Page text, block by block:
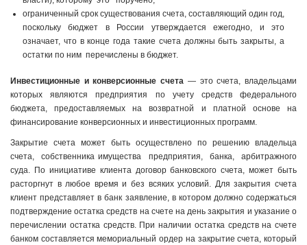
ограниченный срок существования счета, составляющий один год,
поскольку бюджет в России утверждается ежегодно, и это
означает, что в конце года такие счета должны быть закрыты, а
остатки по ним перечислены в бюджет.
Инвестиционные и конверсионные счета — это счета, владельцами
которых являются предприятия по учету средств федерального
бюджета, предоставляемых на возвратной и платной основе на
финансирование конверсионных и инвестиционных программ.
Закрытие счета может быть осуществлено по решению владельца
счета, собственника имущества предприятия, банка, арбитражного
суда. По инициативе клиента договор банковского счета, может быть
расторгнут в любое время и без всяких условий. Для закрытия счета
клиент представляет в банк заявление, в котором должно содержаться
подтверждение остатка средств на счете на день закрытия и указание о
перечислении остатка средств. При наличии остатка средств на счете
банком составляется мемориальный ордер на закрытие счета, который